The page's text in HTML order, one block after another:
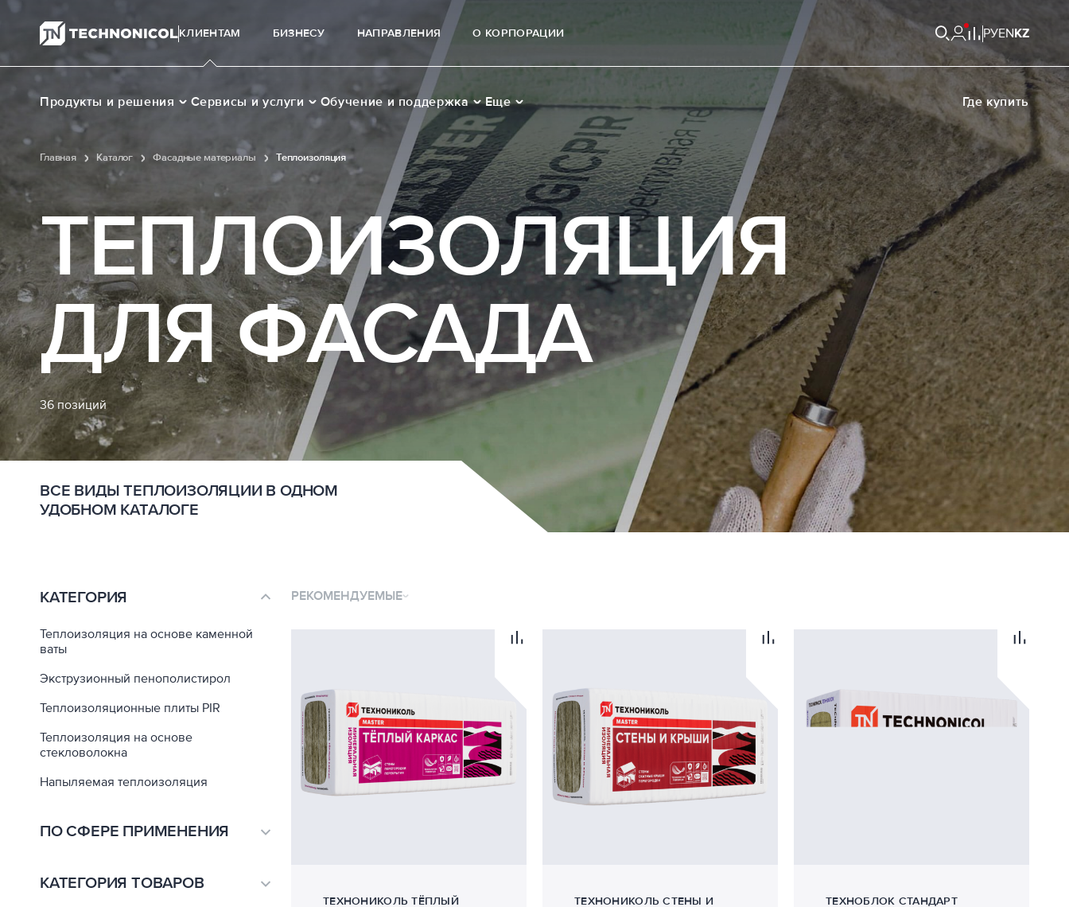
КЛИЕНТАМ БИЗНЕСУ НАПРАВЛЕНИЯ О КОРПОРАЦИИ РУENKZ
Продукты и решения Сервисы и услуги Обучение и поддержка Еще Где купить
Главная Каталог Фасадные материалы Теплоизоляция
ТЕПЛОИЗОЛЯЦИЯ
ДЛЯ ФАСАДА
36 позиций
ВСЕ ВИДЫ ТЕПЛОИЗОЛЯЦИИ В ОДНОМ
УДОБНОМ КАТАЛОГЕ
КАТЕГОРИЯ
Теплоизоляция на основе каменной
ваты
Экструзионный пенополистирол
Теплоизоляционные плиты PIR
Теплоизоляция на основе
стекловолокна
Напыляемая теплоизоляция
ПО СФЕРЕ ПРИМЕНЕНИЯ
КАТЕГОРИЯ ТОВАРОВ
РЕКОМЕНДУЕМЫЕ
ТЕХНОНИКОЛЬ ТЁПЛЫЙ
ТЕХНОНИКОЛЬ СТЕНЫ И
ТЕХНОБЛОК СТАНДАРТ